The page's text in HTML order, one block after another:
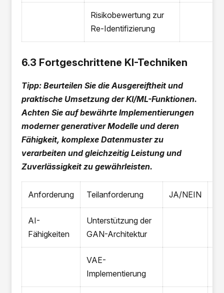
Risikobewertung zur
Re-Identifizierung
6.3 Fortgeschrittene KI-Techniken
Tipp: Beurteilen Sie die Ausgereiftheit und
praktische Umsetzung der KI/ML-Funktionen.
Achten Sie auf bewährte Implementierungen
moderner generativer Modelle und deren
Fähigkeit, komplexe Datenmuster zu
verarbeiten und gleichzeitig Leistung und
Zuverlässigkeit zu gewährleisten.
Anforderung Teilanforderung JA/NEIN
AI-
Fähigkeiten
Unterstützung der
GAN-Architektur
VAE-
Implementierung